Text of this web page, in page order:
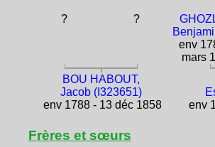
? ?
env
mars
BOU HABOUT,
Jacob (I323651)
env 1788 - 13 déc 1858
env
Frères et sœurs